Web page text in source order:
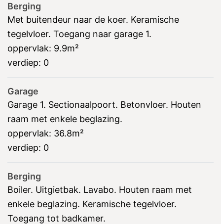
Berging
Met buitendeur naar de koer. Keramische
tegelvloer. Toegang naar garage 1.
oppervlak: 9.9m²
verdiep: 0
Garage
Garage 1. Sectionaalpoort. Betonvloer. Houten
raam met enkele beglazing.
oppervlak: 36.8m²
verdiep: 0
Berging
Boiler. Uitgietbak. Lavabo. Houten raam met
enkele beglazing. Keramische tegelvloer.
Toegang tot badkamer.